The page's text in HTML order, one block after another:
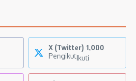
X (Twitter) 1,000
PengikutIkuti